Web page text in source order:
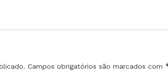
Campos obrigatórios são marcados com